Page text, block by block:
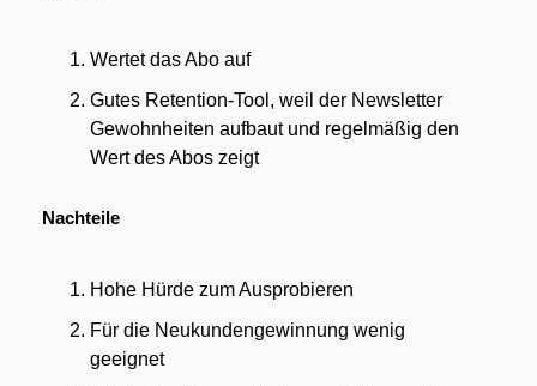
Wertet das Abo auf
Gutes Retention-Tool, weil der Newsletter
Gewohnheiten aufbaut und regelmäßig den
Wert des Abos zeigt
Nachteile
Hohe Hürde zum Ausprobieren
Für die Neukundengewinnung wenig
geeignet